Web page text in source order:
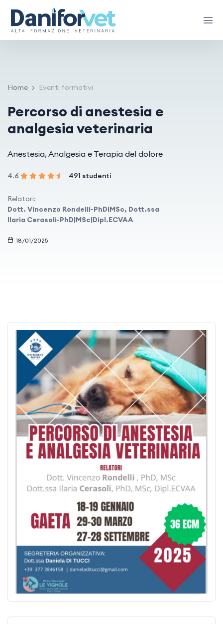
Home Eventi formativi
Percorso di anestesia e
analgesia veterinaria
Anestesia, Analgesia e Terapia del dolore
4.6 491 studenti
Relatori:
Dott. Vincenzo Rondelli-PhD|MSc, Dott.ssa
Ilaria Cerasoli-PhD|MSc|Dipl.ECVAA
18/01/2025